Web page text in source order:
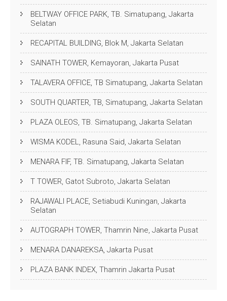
BELTWAY OFFICE PARK, TB. Simatupang, Jakarta
Selatan
RECAPITAL BUILDING, Blok M, Jakarta Selatan
SAINATH TOWER, Kemayoran, Jakarta Pusat
TALAVERA OFFICE, TB Simatupang, Jakarta Selatan
SOUTH QUARTER, TB, Simatupang, Jakarta Selatan
PLAZA OLEOS, TB. Simatupang, Jakarta Selatan
WISMA KODEL, Rasuna Said, Jakarta Selatan
MENARA FIF, TB. Simatupang, Jakarta Selatan
T TOWER, Gatot Subroto, Jakarta Selatan
RAJAWALI PLACE, Setiabudi Kuningan, Jakarta
Selatan
AUTOGRAPH TOWER, Thamrin Nine, Jakarta Pusat
MENARA DANAREKSA, Jakarta Pusat
PLAZA BANK INDEX, Thamrin Jakarta Pusat